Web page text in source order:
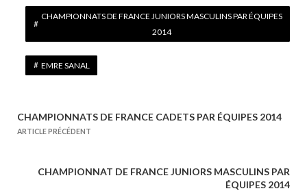
CHAMPIONNATS DE FRANCE JUNIORS MASCULINS PAR ÉQUIPES
2014
EMRE SANAL
N
CHAMPIONNATS DE FRANCE CADETS PAR ÉQUIPES 2014
ARTICLE PRÉCÉDENT
CHAMPIONNAT DE FRANCE JUNIORS MASCULINS PAR
ÉQUIPES 2014